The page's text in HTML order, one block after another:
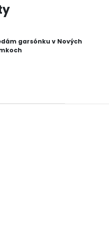
garsónku v Nových